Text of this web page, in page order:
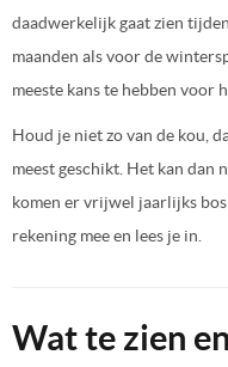
daadwerkelijk gaat zien
maanden als voor de
meeste kans te hebben voor
Houd je niet zo van de kou,
meest geschikt. Het kan dan
komen er vrijwel jaarlijks
rekening mee en lees je in.
Wat te zien